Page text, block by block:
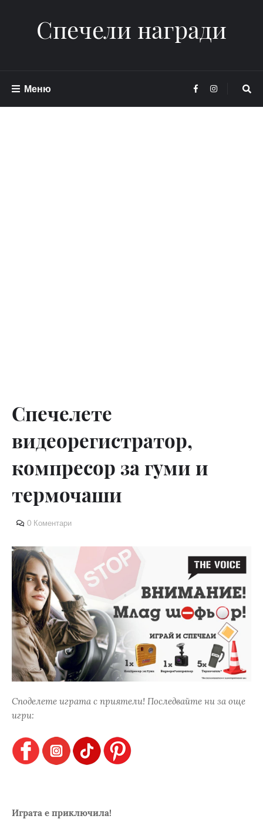
Спечели награди
Меню
Спечелете
видеорегистратор,
компресор за гуми и
термочаши
0 Коментари
Споделете играта с приятели! Последвайте ни за още
игри:
Играта е приключила!